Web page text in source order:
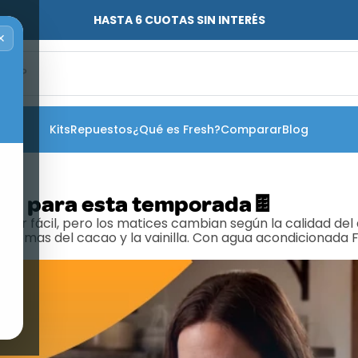
HASTA 6 CUOTAS SIN INTERÉS
KitsRepuestos¿Qué es Fresh?CompararBlog
para esta temporada🍫
fácil, pero los matices cambian según la calidad del
del cacao y la vainilla. Con agua acondicionada